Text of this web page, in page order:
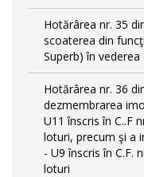
Hotărârea nr. 35
scoaterea din
Superb) în
Hotărârea nr. 36
dezmembrarea
U11 înscris în C..F
loturi, precum şi a
- U9 înscris în C.F.
loturi